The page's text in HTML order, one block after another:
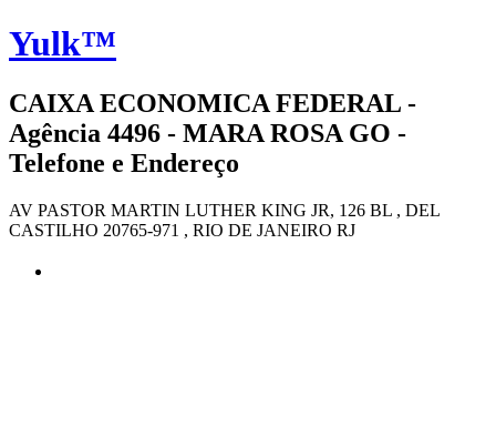
Yulk™
CAIXA ECONOMICA FEDERAL -
Agência 4496 - MARA ROSA GO -
Telefone e Endereço
AV PASTOR MARTIN LUTHER KING JR, 126 BL , DEL
CASTILHO 20765-971 , RIO DE JANEIRO RJ